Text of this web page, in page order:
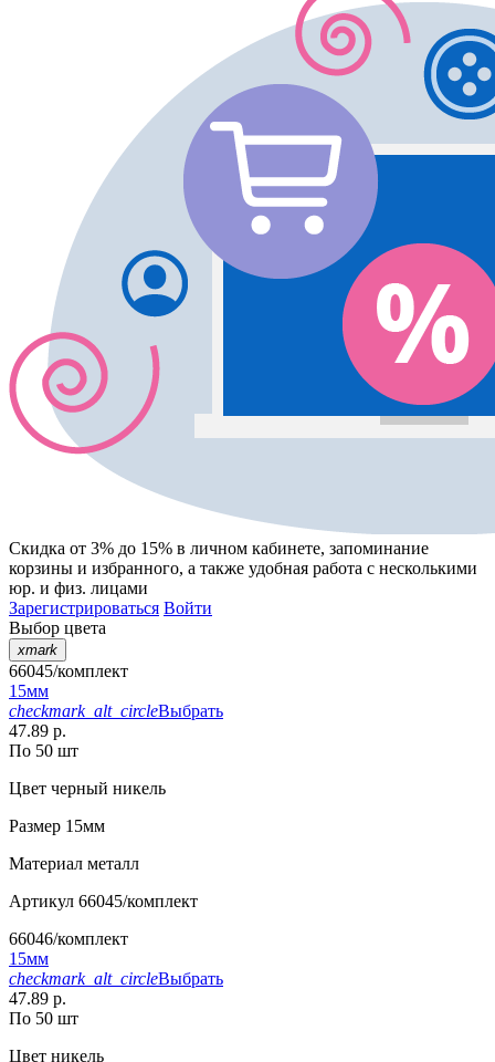
Скидка от 3% до 15% в личном кабинете, запоминание
корзины и избранного, а также удобная работа с несколькими
юр. и физ. лицами
Зарегистрироваться Войти
Выбор цвета
xmark
66045/комплект
15мм
checkmark_alt_circleВыбрать
47.89 р.
По 50 шт
Цвет черный никель
Размер 15мм
Материал металл
Артикул 66045/комплект
66046/комплект
15мм
checkmark_alt_circleВыбрать
47.89 р.
По 50 шт
Цвет никель